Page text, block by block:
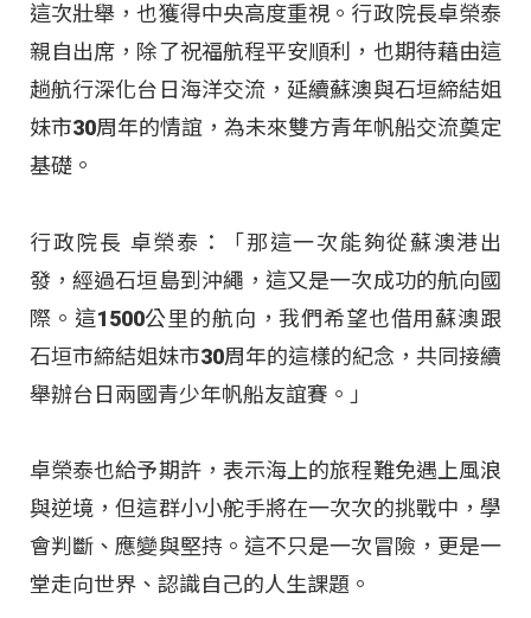
這次壯舉，也獲得中央高度重視。行政院長卓榮泰
親自出席，除了祝福航程平安順利，也期待藉由這
趟航行深化台日海洋交流，延續蘇澳與石垣締結姐
妹市30周年的情誼，為未來雙方青年帆船交流奠定
基礎。
行政院長 卓榮泰：「那這一次能夠從蘇澳港出
發，經過石垣島到沖繩，這又是一次成功的航向國
際。這1500公里的航向，我們希望也借用蘇澳跟
石垣市締結姐妹市30周年的這樣的紀念，共同接續
舉辦台日兩國青少年帆船友誼賽。」
卓榮泰也給予期許，表示海上的旅程難免遇上風浪
與逆境，但這群小小舵手將在一次次的挑戰中，學
會判斷、應變與堅持。這不只是一次冒險，更是一
堂走向世界、認識自己的人生課題。